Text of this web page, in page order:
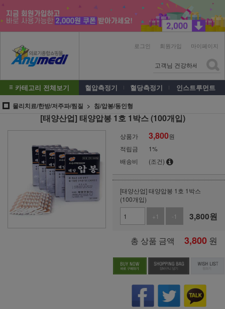
로그인 회원가입 마이페이지
카테고리 전체보기 혈압측정기 혈당측정기 인스트루먼트
물리치료/한방/저주파/찜질 침/압봉/동인형
[태양산업] 태양압봉 1호 1박스 (100개입)
상품가 3,800원
적립금
1%
배송비
(조건)
[태양산업] 태양압봉 1호 1박스
(100개입)
+1
-1 3,800원
총 상품 금액 3,800 원